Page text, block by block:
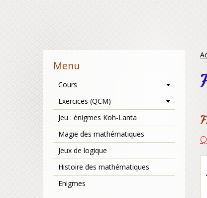
Menu
Cours
Exercices (QCM)
Jeu : énigmes Koh-Lanta
Magie des mathématiques
Jeux de logique
Histoire des mathématiques
Enigmes